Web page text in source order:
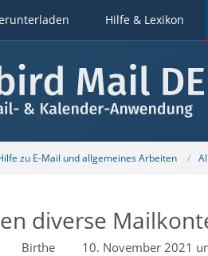
Hilfe & Lexikon
zu E-Mail und allgemeines Arbeiten
diverse
Birthe 10. November 2021